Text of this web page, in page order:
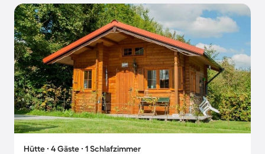
Hütte ∙ 4 Gäste ∙ 1 Schlafzimmer